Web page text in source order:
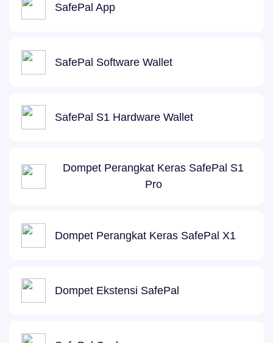
SafePal App
SafePal Software Wallet
SafePal S1 Hardware Wallet
Dompet Perangkat Keras SafePal S1
Pro
Dompet Perangkat Keras SafePal X1
Dompet Ekstensi SafePal